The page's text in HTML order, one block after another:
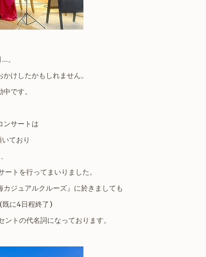
。
けしたかもしれません。
です。
ンサートは
ており
トを行ってまいりました。
ジュアルクルーズ』に於きましても
既に4日程終了)
トの代名詞になっております。